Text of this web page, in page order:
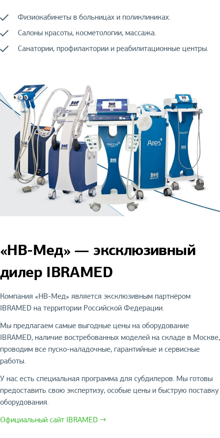
Физиокабинеты в больницах и поликлиниках.
Салоны красоты, косметологии, массажа.
Санатории, профилактории и реабилитационные центры.
«НВ-Мед» — эксклюзивный
дилер IBRAMED
Компания «НВ-Мед» является эксклюзивным партнёром
IBRAMED на территории Российской Федерации.
Мы предлагаем самые выгодные цены на оборудование
IBRAMED, наличие востребованных моделей на складе в Москве,
проводим все пуско-наладочные, гарантийные и сервисные
работы.
У нас есть специальная программа для субдилеров. Мы готовы
предоставить свою экспертизу, особые цены и быструю поставку
оборудования.
Официальный сайт IBRAMED →